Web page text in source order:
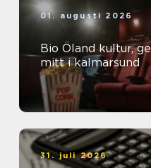
01. augusti 2026
Bio Öland kultur, gemenskap och film
mitt i kalmarsund
31. juli 2026